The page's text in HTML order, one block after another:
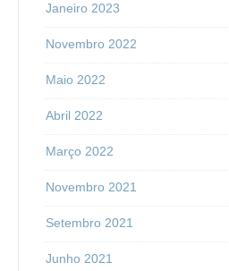
Janeiro 2023
Novembro 2022
Maio 2022
Abril 2022
Março 2022
Novembro 2021
Setembro 2021
Junho 2021